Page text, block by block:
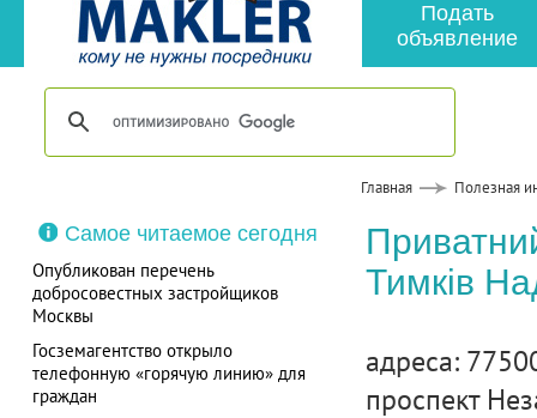
Подать
объявление
Главная Полезная
Самое читаемое сегодня
Опубликован перечень
добросовестных застройщиков
Москвы
Госземагентство открыло
телефонную «горячую линию» для
граждан
Тимків
адреса:
проспект